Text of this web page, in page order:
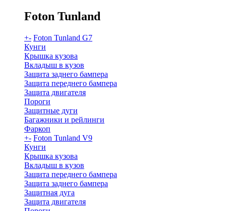
Foton Tunland
+- Foton Tunland G7
Кунги
Крышка кузова
Вкладыш в кузов
Защита заднего бампера
Защита переднего бампера
Защита двигателя
Пороги
Защитные дуги
Багажники и рейлинги
Фаркоп
+- Foton Tunland V9
Кунги
Крышка кузова
Вкладыш в кузов
Защита переднего бампера
Защита заднего бампера
Защитная дуга
Защита двигателя